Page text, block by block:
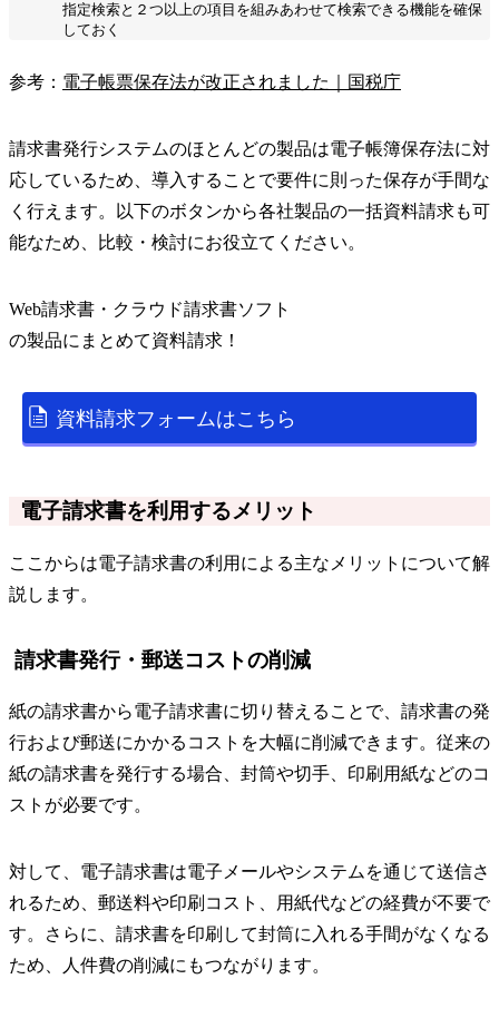
指定検索と２つ以上の項目を組みあわせて検索できる機能を確保
しておく
参考： 電子帳票保存法が改正されました｜国税庁
請求書発行システムのほとんどの製品は電子帳簿保存法に対
応しているため、導入することで要件に則った保存が手間な
く行えます。以下のボタンから各社製品の一括資料請求も可
能なため、比較・検討にお役立てください。
Web請求書・クラウド請求書ソフト
の製品にまとめて資料請求！
資料請求フォームはこちら
電子請求書を利用するメリット
ここからは電子請求書の利用による主なメリットについて解
説します。
請求書発行・郵送コストの削減
紙の請求書から電子請求書に切り替えることで、請求書の発
行および郵送にかかるコストを大幅に削減できます。従来の
紙の請求書を発行する場合、封筒や切手、印刷用紙などのコ
ストが必要です。
対して、電子請求書は電子メールやシステムを通じて送信さ
れるため、郵送料や印刷コスト、用紙代などの経費が不要で
す。さらに、請求書を印刷して封筒に入れる手間がなくなる
ため、人件費の削減にもつながります。